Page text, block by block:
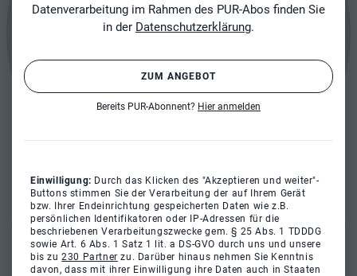
Datenverarbeitung im Rahmen des PUR-Abos finden Sie
in der Datenschutzerklärung.
ZUM ANGEBOT
Bereits PUR-Abonnent? Hier anmelden
Einwilligung: Durch das Klicken des "Akzeptieren und weiter"-
Buttons stimmen Sie der Verarbeitung der auf Ihrem Gerät
bzw. Ihrer Endeinrichtung gespeicherten Daten wie z.B.
persönlichen Identifikatoren oder IP-Adressen für die
beschriebenen Verarbeitungszwecke gem. § 25 Abs. 1 TDDDG
sowie Art. 6 Abs. 1 Satz 1 lit. a DS-GVO durch uns und unsere
bis zu230 Partner zu. Darüber hinaus nehmen Sie Kenntnis
davon, dass mit ihrer Einwilligung ihre Daten auch in Staaten